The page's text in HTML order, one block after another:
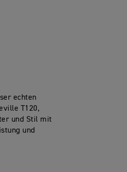
echten
T120,
und Stil mit
und